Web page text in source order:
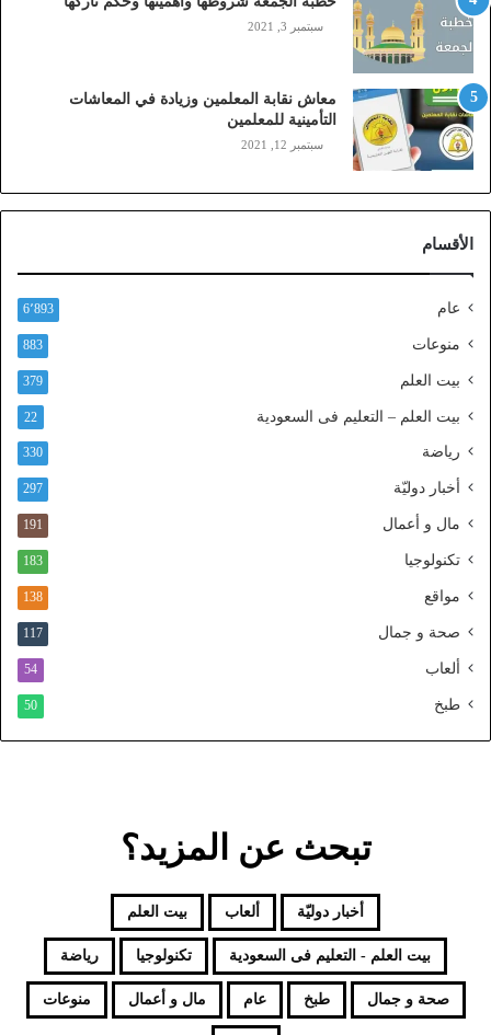
ل
ي
ز
ي
ن
)
ا
ل
ف
ا
ا
ط
ا
م
و
د
سبتمبر 3, 2021
معاش نقابة المعلمين وزيادة في المعاشات
التأمينية للمعلمين
سبتمبر 12, 2021
الأقسام
عام 6٬893
منوعات 883
بيت العلم 379
بيت العلم – التعليم فى السعودية 22
رياضة 330
أخبار دوليّة 297
مال و أعمال 191
تكنولوجيا 183
مواقع 138
صحة و جمال 117
ألعاب 54
طبخ 50
تبحث عن المزيد؟
أخبار دوليّة ألعاب بيت العلم
بيت العلم - التعليم فى السعودية تكنولوجيا رياضة
صحة و جمال طبخ عام مال و أعمال منوعات